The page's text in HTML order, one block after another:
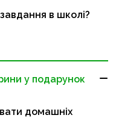
в школі?
у подарунок
домашніх